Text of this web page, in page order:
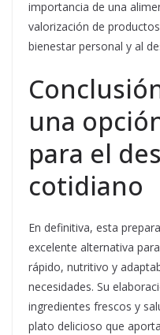
importancia de una
valorización de
bienestar personal y al
una
para el
cotidiano
En definitiva, esta
excelente alternativa
rápido, nutritivo y
necesidades. Su
ingredientes frescos y
plato delicioso que